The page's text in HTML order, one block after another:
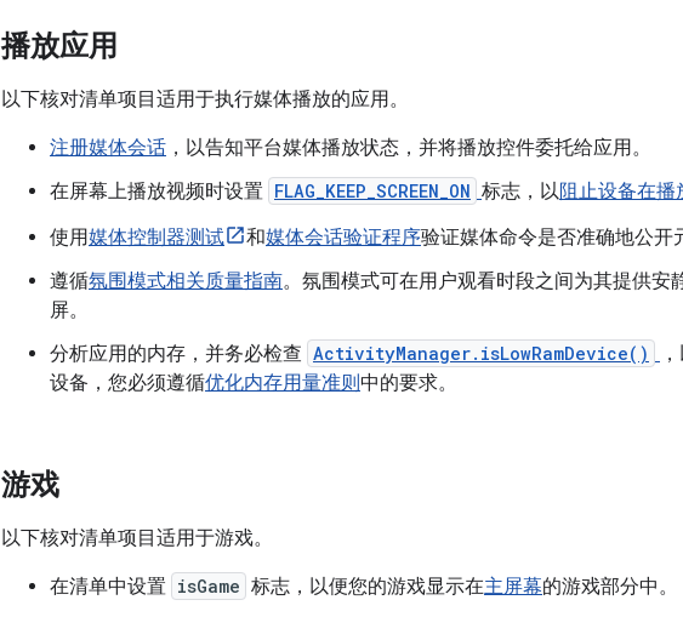
播放应用
以下核对清单项目适用于执行媒体播放的应用。
注册媒体会话 ，以告知平台媒体播放状态，并将播放控件委托给应用。
在屏幕上播放视频时设置 FLAG_KEEP_SCREEN_ON 标志，以阻止设备在
使用媒体控制器测试 和媒体会话验证程序验证媒体命令是否准确地公开
遵循氛围模式相关质量指南。氛围模式可在用户观看时段之间为其提供安
屏。
分析应用的内存，并务必检查 ActivityManager.isLowRamDevice()
设备，您必须遵循优化内存用量准则中的要求。
游戏
以下核对清单项目适用于游戏。
在清单中设置 isGame 标志，以便您的游戏显示在主屏幕的游戏部分中。